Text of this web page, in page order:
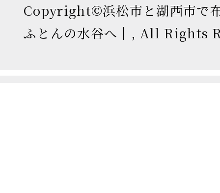
Copyright©浜松市と湖西市で
ふとんの水谷へ｜, All Rights